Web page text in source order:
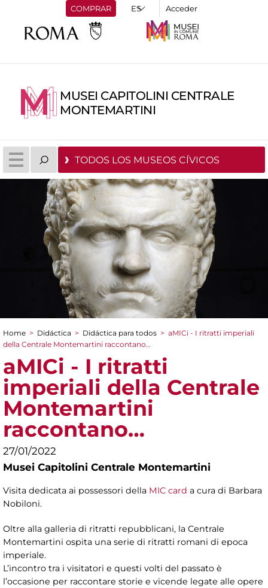
COMPRAR Acceder
MUSEI CAPITOLINI CENTRALE
MONTEMARTINI
TODOS LOS MUSEOS CÍVICOS
You are here
Home > Didáctica > Didáctica para todos > aMICi - I ritratti imperiali
della Centrale Montemartini raccontano…
aMICi - I ritratti
imperiali della Centrale
Montemartini
raccontano…
27/01/2022
Musei Capitolini Centrale Montemartini
Visita dedicata ai possessori della MIC card a cura di Barbara
Nobiloni.
Oltre alla galleria di ritratti repubblicani, la Centrale
Montemartini ospita una serie di ritratti romani di epoca
imperiale.
L’incontro tra i visitatori e questi volti del passato è
l’occasione per raccontare storie e vicende legate alle opere